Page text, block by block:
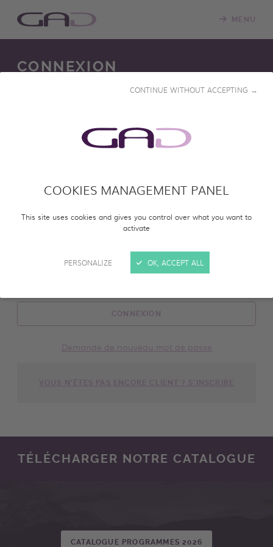
COOKIES MANAGEMENT PANEL
This site uses cookies and gives you control over what you want to
activate
PERSONALIZE
CONTINUE WITHOUT ACCEPTING →
OK, ACCEPT ALL
MENU
CONNEXION
Nous mettons constamment à jour notre salle de
projection en ligne avec de nouveaux programmes.
Veuillez vous connecter pour accéder à notre catalogue
CONNEXION
Demande de nouveau mot de passe
VOUS N'ÊTES PAS ENCORE CLIENT ? S'INSCRIRE
TÉLÉCHARGER NOTRE CATALOGUE
CATALOGUE PROGRAMMES 2026